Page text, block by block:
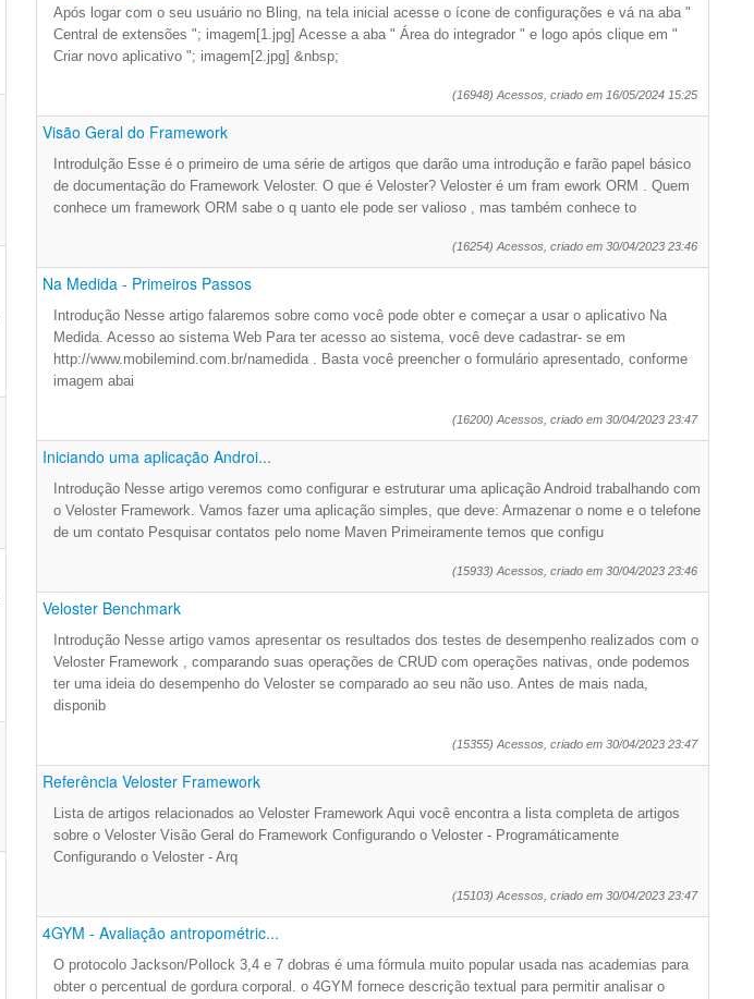
Após logar com o seu usuário no Bling, na tela inicial acesse o ícone de configurações e vá na aba "
Central de extensões "; imagem[1.jpg] Acesse a aba " Área do integrador " e logo após clique em "
Criar novo aplicativo "; imagem[2.jpg] &nbsp;
(16948) Acessos, criado em 16/05/2024 15:25
Visão Geral do Framework
Introdulção Esse é o primeiro de uma série de artigos que darão uma introdução e farão papel básico
de documentação do Framework Veloster. O que é Veloster? Veloster é um fram ework ORM . Quem
conhece um framework ORM sabe o q uanto ele pode ser valioso , mas também conhece to
(16254) Acessos, criado em 30/04/2023 23:46
Na Medida - Primeiros Passos
Introdução Nesse artigo falaremos sobre como você pode obter e começar a usar o aplicativo Na
Medida. Acesso ao sistema Web Para ter acesso ao sistema, você deve cadastrar- se em
http://www.mobilemind.com.br/namedida . Basta você preencher o formulário apresentado, conforme
imagem abai
(16200) Acessos, criado em 30/04/2023 23:47
Iniciando uma aplicação Androi...
Introdução Nesse artigo veremos como configurar e estruturar uma aplicação Android trabalhando com
o Veloster Framework. Vamos fazer uma aplicação simples, que deve: Armazenar o nome e o telefone
de um contato Pesquisar contatos pelo nome Maven Primeiramente temos que configu
(15933) Acessos, criado em 30/04/2023 23:46
Veloster Benchmark
Introdução Nesse artigo vamos apresentar os resultados dos testes de desempenho realizados com o
Veloster Framework , comparando suas operações de CRUD com operações nativas, onde podemos
ter uma ideia do desempenho do Veloster se comparado ao seu não uso. Antes de mais nada,
disponib
(15355) Acessos, criado em 30/04/2023 23:47
Referência Veloster Framework
Lista de artigos relacionados ao Veloster Framework Aqui você encontra a lista completa de artigos
sobre o Veloster Visão Geral do Framework Configurando o Veloster - Programáticamente
Configurando o Veloster - Arq
(15103) Acessos, criado em 30/04/2023 23:47
4GYM - Avaliação antropométric...
O protocolo Jackson/Pollock 3,4 e 7 dobras é uma fórmula muito popular usada nas academias para
obter o percentual de gordura corporal. o 4GYM fornece descrição textual para permitir analisar o